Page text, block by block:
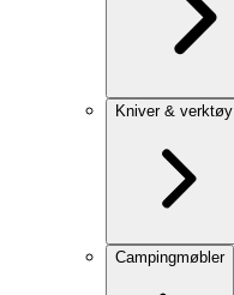
Kniver & verktøy
Campingmøbler